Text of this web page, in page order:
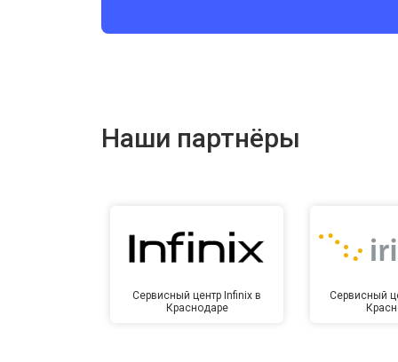
Наши партнёры
Сервисный центр Infinix в
Краснодаре
Сервисный